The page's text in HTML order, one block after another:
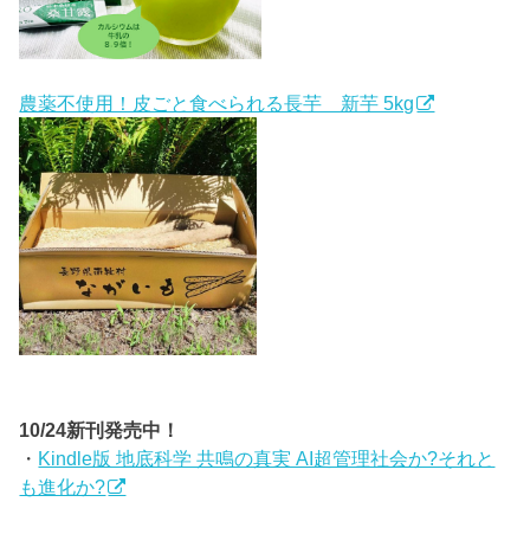
農薬不使用！皮ごと食べられる長芋 新芋 5kg
10/24新刊発売中！
・ Kindle版 地底科学 共鳴の真実 AI超管理社会か?それと
も進化か?